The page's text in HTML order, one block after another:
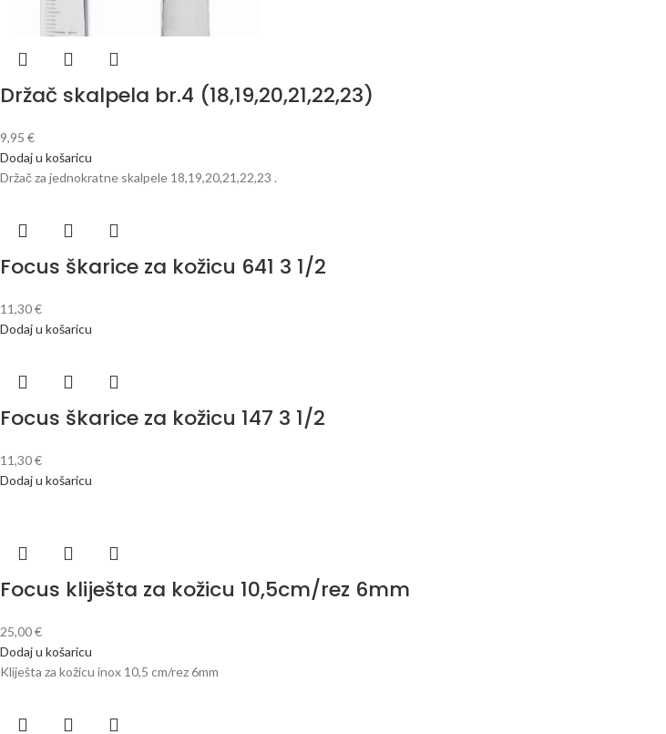
Držač skalpela br.4 (18,19,20,21,22,23)
9,95 €
Dodaj u košaricu
Držač za jednokratne skalpele 18,19,20,21,22,23 .
Focus škarice za kožicu 641 3 1/2
11,30€
Dodaj u košaricu
Focus škarice za kožicu 147 3 1/2
11,30€
Dodaj u košaricu
Focus kliješta za kožicu 10,5cm/rez 6mm
25,00€
Dodaj u košaricu
Kliješta za kožicu inox 10,5 cm/rez 6mm